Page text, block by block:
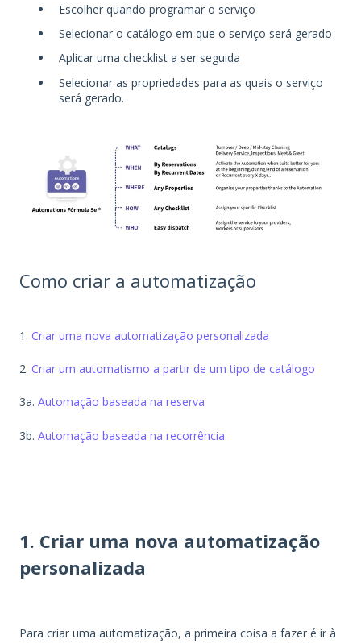
Escolher quando programar o serviço
Selecionar o catálogo em que o serviço será gerado
Aplicar uma checklist a ser seguida
Selecionar as propriedades para as quais o serviço
será gerado.
Como criar a automatização
1. Criar uma nova automatização personalizada
2. Criar um automatismo a partir de um tipo de catálogo
3a. Automação baseada na reserva
3b. Automação baseada na recorrência
1. Criar uma nova automatização
personalizada
Para criar uma automatização, a primeira coisa a fazer é ir à